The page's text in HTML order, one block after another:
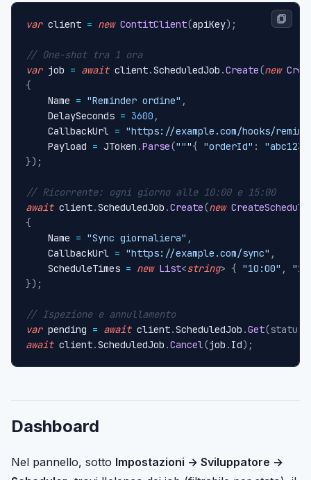
var client = new ContitClient(apiKey) ;
// One-shot tra 1 ora
var job = await client.ScheduledJob .Create(new
{
    Name
= "Reminder ordine" ,
    DelaySeconds
= 3600 ,
    CallbackUrl
= "https://example.com/hooks/
    Payload
= JToken .Parse("""{ "orderId" :
"abc123"
}) ;
// Ricorrente: ogni giorno alle 10:00 e 15:00
await client.ScheduledJob .Create(new
{
    Name
= "Sync giornaliera" ,
    CallbackUrl
= "https://example.com/sync" ,
    ScheduleTimes
= new List<string> { "10:00" ,
}) ;
// Ispezione e annullamento
var pending = await client.ScheduledJob .Get(status
await client.ScheduledJob .Cancel(job . Id) ;
Dashboard
Nel pannello, sotto Impostazioni → Sviluppatore →